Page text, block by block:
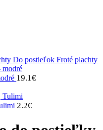
Do postieľok Froté plachty
19.1€
2.2€